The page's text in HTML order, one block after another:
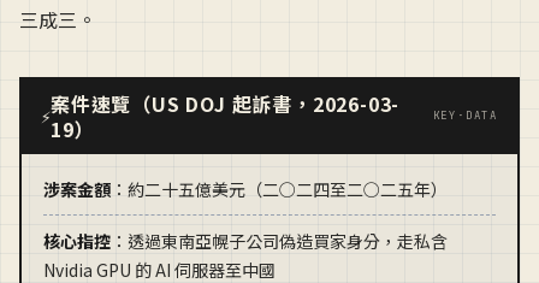
三成三。
⚡案件速覽（US DOJ 起訴書，2026-03-
19）
KEY·DATA
涉案金額 ：約二十五億美元（二○二四至二○二五年）
核心指控 ：透過東南亞幌子公司偽造買家身分，走私含
Nvidia GPU 的 AI 伺服器至中國